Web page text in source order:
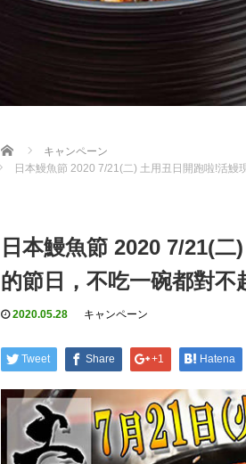
Home
キャンペーン
日本鰻魚節 2020 7/21(二) 土用丑日開跑啦!活
日本鰻魚節 2020 7/21(
的節日，不吃一碗都對不
2020.05.28 キャンペーン
Tweet Share +1 Hatena